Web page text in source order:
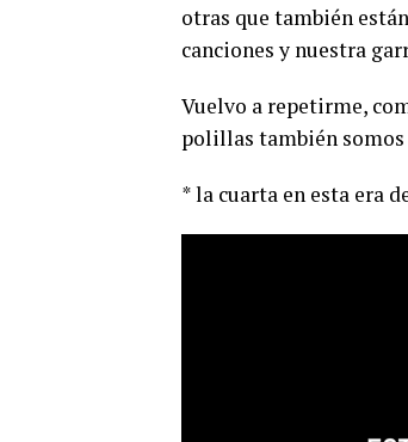
otras que también
canciones y nuestra
Vuelvo a repetirme,
polillas también
* la cuarta en esta era